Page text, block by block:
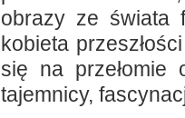
obrazy ze świata
kobieta
się na przełomie
tajemnicy,